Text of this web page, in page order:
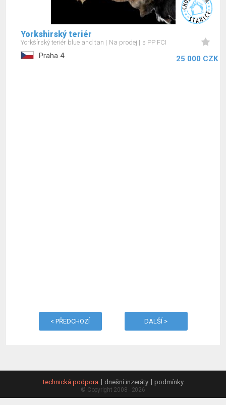
Yorkshirský teriér
Yorkšírský teriér blue and tan Na prodej s PP FCI
Praha 4 25 000 CZK
< PŘEDCHOZÍ DALŠÍ >
technická podpora dnešní inzeráty podmínky
© Copyright 2008 - 2026